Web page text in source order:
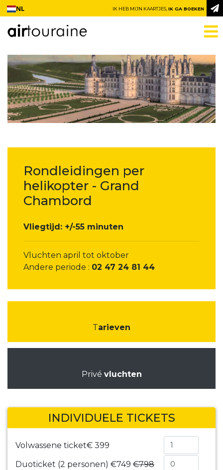
Ga naar inhoud
NL IK HEB MIJN KAARTJES,IK GA BOEKEN
Rondleidingen per
helikopter - Grand
Chambord
Vliegtijd: +/-55 minuten
Vluchten april tot oktober
Andere periode : 02 47 24 81 44
Tarieven
Privé vluchten
INDIVIDUELE TICKETS
Volwassene ticket€ 399
Duoticket (2 personen) €749 €798